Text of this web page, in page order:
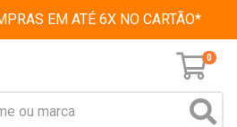
EM ATÉ 6X NO CARTÃO*
0